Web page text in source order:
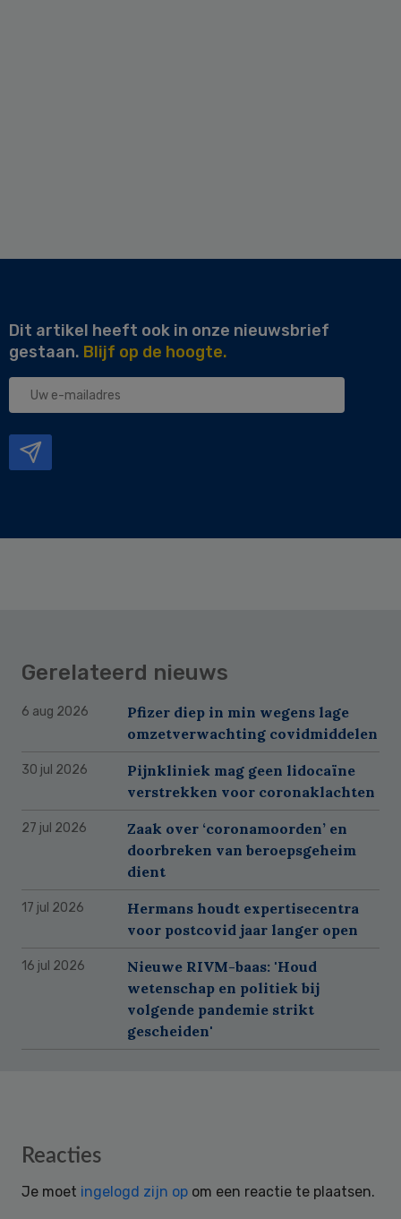
Dit artikel heeft ook in onze nieuwsbrief
gestaan. Blijf op de hoogte.
Uw
Gerelateerd nieuws
6 aug 2026
Pfizer diep in min wegens lage
omzetverwachting covidmiddelen
30 jul 2026
Pijnkliniek mag geen lidocaïne
verstrekken voor coronaklachten
27 jul 2026
Zaak over ‘coronamoorden’ en
doorbreken van beroepsgeheim
dient
17 jul 2026
Hermans houdt expertisecentra
voor postcovid jaar langer open
16 jul 2026
Nieuwe RIVM-baas: 'Houd
wetenschap en politiek bij
volgende pandemie strikt
gescheiden'
Reader
Reacties
Je moet ingelogd zijn op om een reactie te plaatsen.